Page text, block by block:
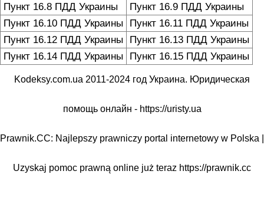
Пункт 16.8 ПДД Украины
Пункт 16.9 ПДД Украины
Пункт 16.10 ПДД Украины
Пункт 16.11 ПДД Украины
Пункт 16.12 ПДД Украины
Пункт 16.13 ПДД Украины
Пункт 16.14 ПДД Украины
Пункт 16.15 ПДД Украины
Kodeksy.com.ua 2011-2024 год Украина. Юридическая
помощь онлайн - https://uristy.ua
Prawnik.CC: Najlepszy prawniczy portal internetowy w Polska |
Uzyskaj pomoc prawną online już teraz https://prawnik.cc